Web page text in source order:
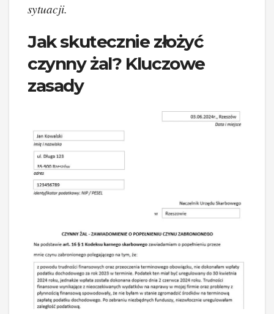
sytuacji.
Jak skutecznie złożyć
czynny żal? Kluczowe
zasady